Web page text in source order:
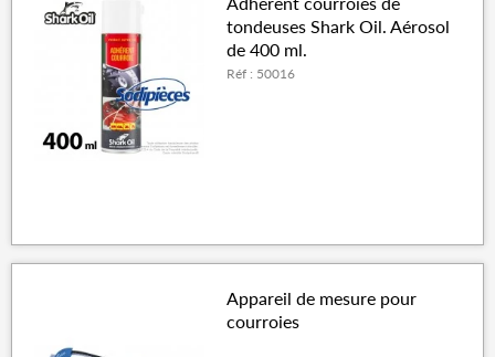
tondeuses Shark Oil. Aérosol
de 400 ml.
Réf : 50016
Appareil de mesure pour
courroies